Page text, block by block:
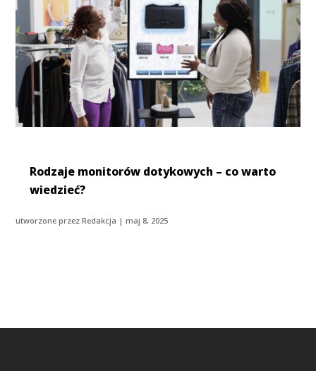
Rodzaje monitorów dotykowych – co warto
wiedzieć?
utworzone przezRedakcja |maj 8, 2025